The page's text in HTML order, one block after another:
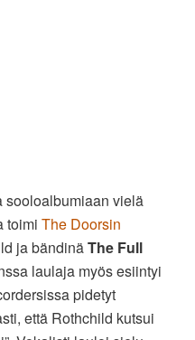
sooloalbumiaan vielä
toimiThe Doorsin
ja bändinäThe Full
laulaja myös esiintyi
pidetyt
että Rothchild kutsui